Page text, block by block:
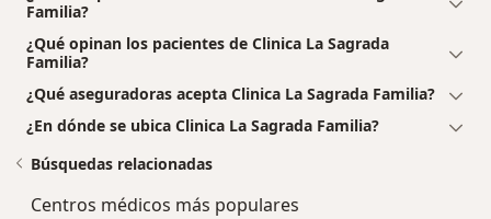
Familia?
¿Qué opinan los pacientes de Clinica La Sagrada
Familia?
¿Qué aseguradoras acepta Clinica La Sagrada Familia?
¿En dónde se ubica Clinica La Sagrada Familia?
Búsquedas relacionadas
Centros médicos más populares